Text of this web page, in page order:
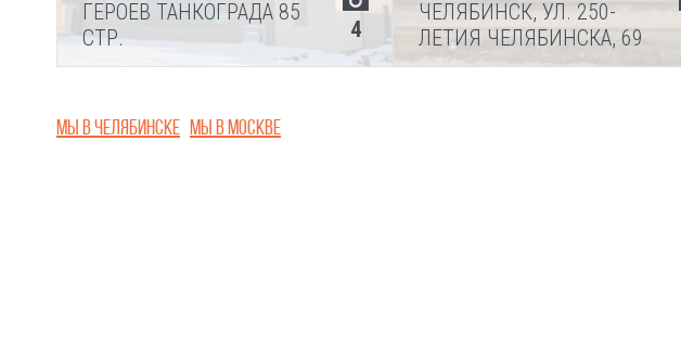
4
ГЕРОЕВ ТАНКОГРАДА 85
СТР.
ЧЕЛЯБИНСК, УЛ. 250-
ЛЕТИЯ ЧЕЛЯБИНСКА, 69
Мы в Челябинске Мы в Москве